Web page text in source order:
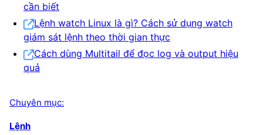
cần biết
Lệnh watch Linux là gì? Cách sử dụng watch
giám sát lệnh theo thời gian thực
Cách dùng Multitail để đọc log và output hiệu
quả
Chuyên mục:
Lệnh